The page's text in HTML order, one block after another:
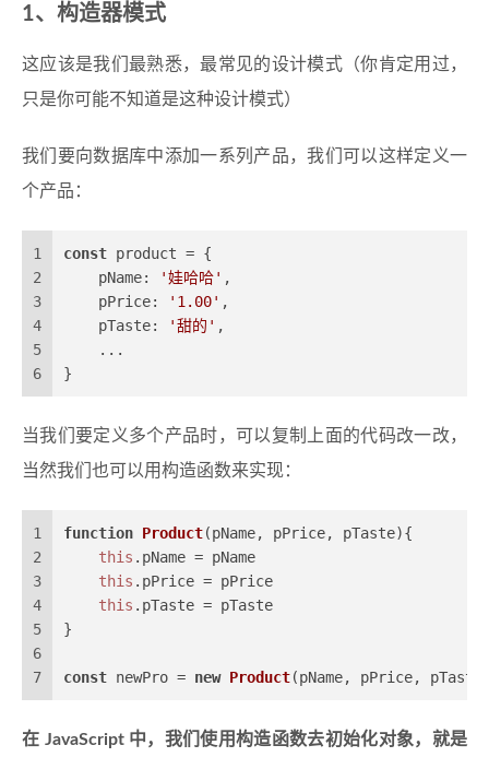
1、构造器模式
这应该是我们最熟悉，最常见的设计模式（你肯定用过，
只是你可能不知道是这种设计模式）
我们要向数据库中添加一系列产品，我们可以这样定义一
个产品：
1
2
3
4
5
6
const product = {
pName: '娃哈哈' ,
pPrice: '1.00' ,
pTaste: '甜的' ,
    ...
}
当我们要定义多个产品时，可以复制上面的代码改一改，
当然我们也可以用构造函数来实现：
1
2
3
4
5
6
7
function Product(pName, pPrice, pTaste){
this . pName = pName
this . pPrice = pPrice
this . pTaste = pTaste
}
const newPro = new Product(pName, pPrice,
在 JavaScript 中，我们使用构造函数去初始化对象，就是